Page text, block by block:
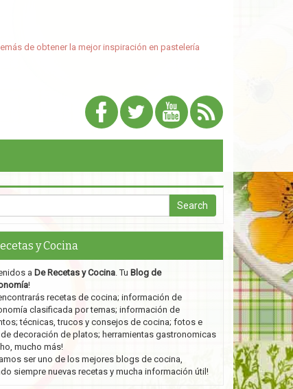
de obtener la mejor inspiración en pastelería
y Cocina
a De Recetas y Cocina. Tu Blog de
!
recetas de cocina; información de
clasificada por temas; información de
técnicas, trucos y consejos de cocina; fotos e
decoración de platos; herramientas gastronomicas
mucho más!
ser uno de los mejores blogs de cocina,
siempre nuevas recetas y mucha información útil!